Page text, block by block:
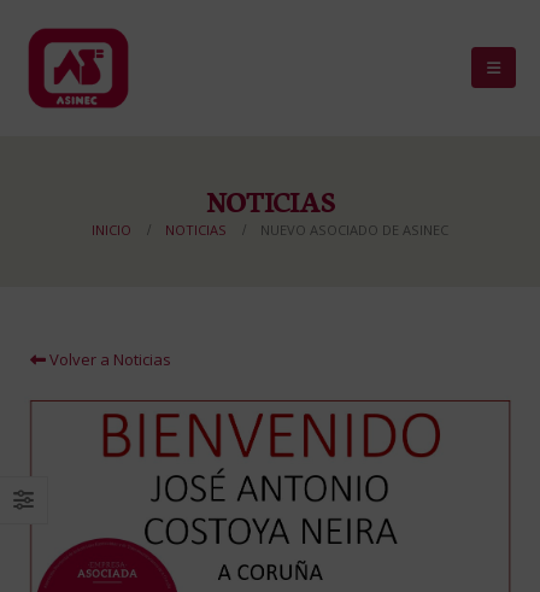
NOTICIAS
INICIO NOTICIAS NUEVO ASOCIADO DE ASINEC
Volver a Noticias